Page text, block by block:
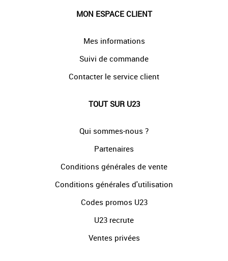
MON ESPACE CLIENT
Mes informations
Suivi de commande
Contacter le service client
TOUT SUR U23
Qui sommes-nous ?
Partenaires
Conditions générales de vente
Conditions générales d'utilisation
Codes promos U23
U23 recrute
Ventes privées